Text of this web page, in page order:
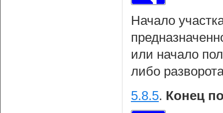
Начало
или начало
либо
5.8.5. Конец